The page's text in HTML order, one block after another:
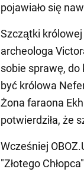
pojawiało się
Szczątki
archeologa
sobie sprawę, do
być królowa
Żona faraona
potwierdziła, że
Wcześniej
"Złotego